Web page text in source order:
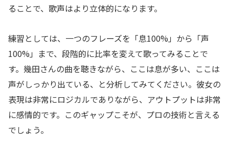
ることで、歌声はより立体的になります。
練習としては、一つのフレーズを「息100%」から「声
100%」まで、段階的に比率を変えて歌ってみることで
す。幾田さんの曲を聴きながら、ここは息が多い、ここは
声がしっかり出ている、と分析してみてください。彼女の
表現は非常にロジカルでありながら、アウトプットは非常
に感情的です。このギャップこそが、プロの技術と言える
でしょう。